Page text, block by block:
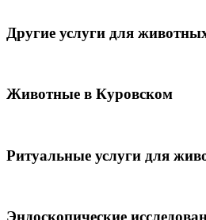
Другие услуги для
Животные в Куровском
Ритуальные услуги для
Эндоскопические